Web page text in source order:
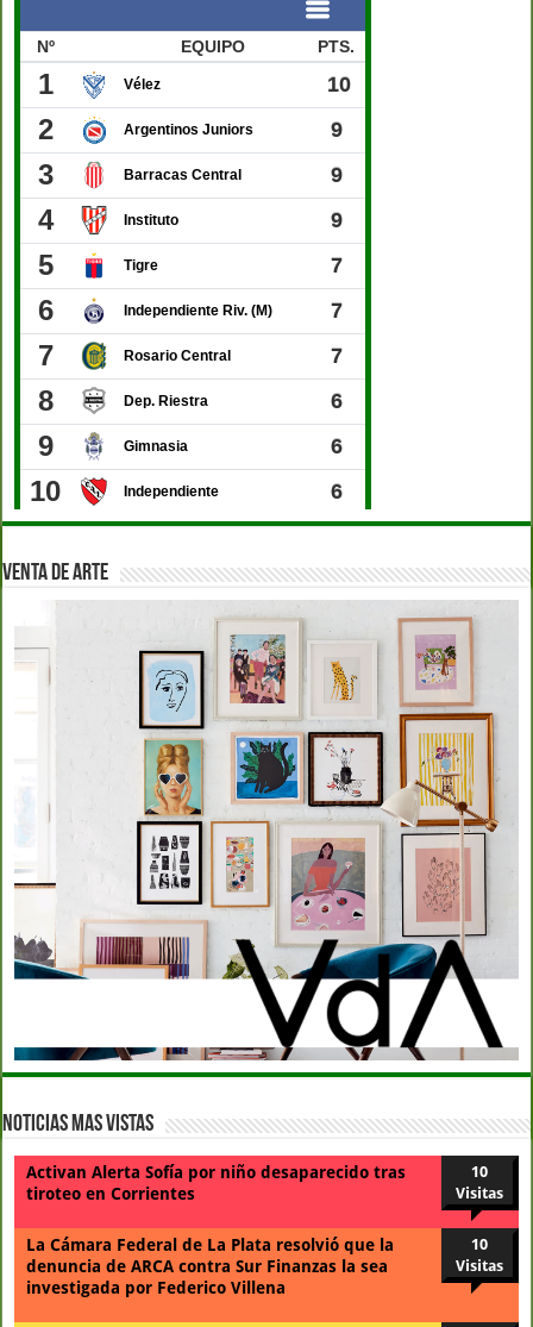
VENTA DE ARTE
Noticias Mas Vistas
Activan Alerta Sofía por niño desaparecido tras
tiroteo en Corrientes
10
Visitas
La Cámara Federal de La Plata resolvió que la
denuncia de ARCA contra Sur Finanzas la sea
investigada por Federico Villena
10
Visitas